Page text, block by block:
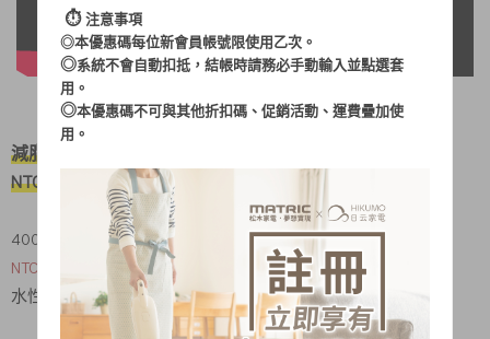
減脂餐必備【神器】
NTC精準溫控，輕鬆煮出好吃的蛋
400W 大功率、700ML大容量
NTC精確控溫，加熱均勻
水性陶瓷不沾塗層、不沾好清潔
⏱︎ 注意事項
◎本優惠碼每位新會員帳號限使用乙次。
◎系統不會自動扣抵，結帳時請務必手動輸入並點選套
用。
◎本優惠碼不可與其他折扣碼、促銷活動、運費疊加使
用。